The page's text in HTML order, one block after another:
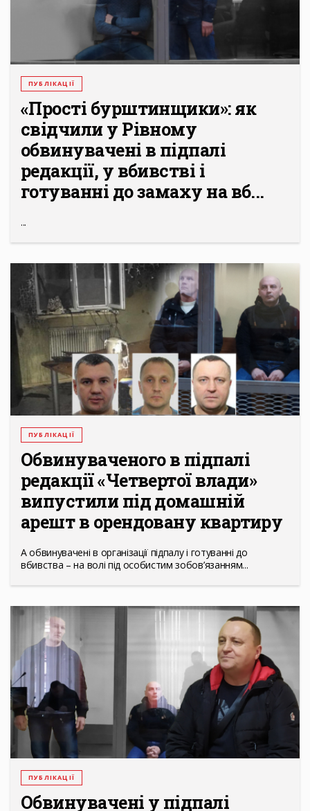
ПУБЛІКАЦІЇ
«Прості бурштинщики»: як
свідчили у Рівному
обвинувачені в підпалі
редакції, у вбивстві і
готуванні до замаху на вб...
...
ПУБЛІКАЦІЇ
Обвинуваченого в підпалі
редакції «Четвертої влади»
випустили під домашній
арешт в орендовану квартиру
А обвинувачені в організації підпалу і готуванні до
вбивства – на волі під особистим зобов’язанням...
ПУБЛІКАЦІЇ
Обвинувачені у підпалі